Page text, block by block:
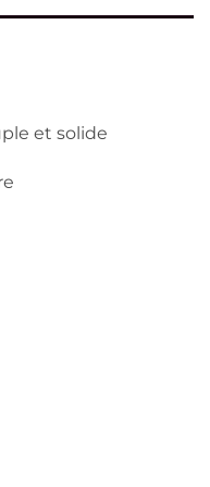
et solide